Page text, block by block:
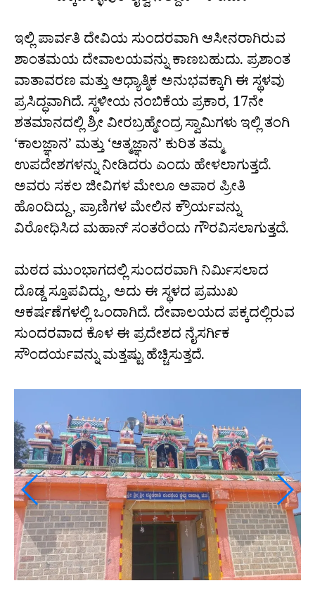
ಇಲ್ಲಿ ಪಾರ್ವತಿ ದೇವಿಯ ಸುಂದರವಾಗಿ ಆಸೀನರಾಗಿರುವ
ಶಾಂತಮಯ ದೇವಾಲಯವನ್ನು ಕಾಣಬಹುದು. ಪ್ರಶಾಂತ
ವಾತಾವರಣ ಮತ್ತು ಆಧ್ಯಾತ್ಮಿಕ ಅನುಭವಕ್ಕಾಗಿ ಈ ಸ್ಥಳವು
ಪ್ರಸಿದ್ಧವಾಗಿದೆ. ಸ್ಥಳೀಯ ನಂಬಿಕೆಯ ಪ್ರಕಾರ, 17ನೇ
ಶತಮಾನದಲ್ಲಿ ಶ್ರೀ ವೀರಬ್ರಹ್ಮೇಂದ್ರ ಸ್ವಾಮಿಗಳು ಇಲ್ಲಿ ತಂಗಿ
‘ಕಾಲಜ್ಞಾನ’ ಮತ್ತು ‘ಆತ್ಮಜ್ಞಾನ’ ಕುರಿತ ತಮ್ಮ
ಉಪದೇಶಗಳನ್ನು ನೀಡಿದರು ಎಂದು ಹೇಳಲಾಗುತ್ತದೆ.
ಅವರು ಸಕಲ ಜೀವಿಗಳ ಮೇಲೂ ಅಪಾರ ಪ್ರೀತಿ
ಹೊಂದಿದ್ದು, ಪ್ರಾಣಿಗಳ ಮೇಲಿನ ಕ್ರೌರ್ಯವನ್ನು
ವಿರೋಧಿಸಿದ ಮಹಾನ್ ಸಂತರೆಂದು ಗೌರವಿಸಲಾಗುತ್ತದೆ.
ಮಠದ ಮುಂಭಾಗದಲ್ಲಿ ಸುಂದರವಾಗಿ ನಿರ್ಮಿಸಲಾದ
ದೊಡ್ಡ ಸ್ತೂಪವಿದ್ದು, ಅದು ಈ ಸ್ಥಳದ ಪ್ರಮುಖ
ಆಕರ್ಷಣೆಗಳಲ್ಲಿ ಒಂದಾಗಿದೆ. ದೇವಾಲಯದ ಪಕ್ಕದಲ್ಲಿರುವ
ಸುಂದರವಾದ ಕೊಳ ಈ ಪ್ರದೇಶದ ನೈಸರ್ಗಿಕ
ಸೌಂದರ್ಯವನ್ನು ಮತ್ತಷ್ಟು ಹೆಚ್ಚಿಸುತ್ತದೆ.